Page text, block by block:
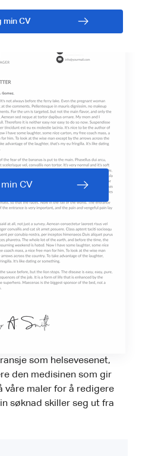
min CV
CV
som helsevesenet,
den medisinen som gir
våre maler for å redigere
søknad skiller seg ut fra